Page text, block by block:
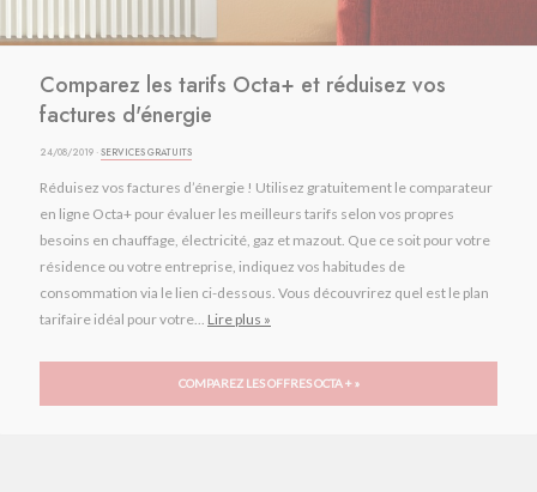
Comparez les tarifs Octa+ et réduisez vos
factures d'énergie
24/08/2019 ·SERVICES GRATUITS
Réduisez vos factures d’énergie ! Utilisez gratuitement le comparateur
en ligne Octa+ pour évaluer les meilleurs tarifs selon vos propres
besoins en chauffage, électricité, gaz et mazout. Que ce soit pour votre
résidence ou votre entreprise, indiquez vos habitudes de
consommation via le lien ci-dessous. Vous découvrirez quel est le plan
tarifaire idéal pour votre... Lire plus »
COMPAREZ LES OFFRES OCTA + »